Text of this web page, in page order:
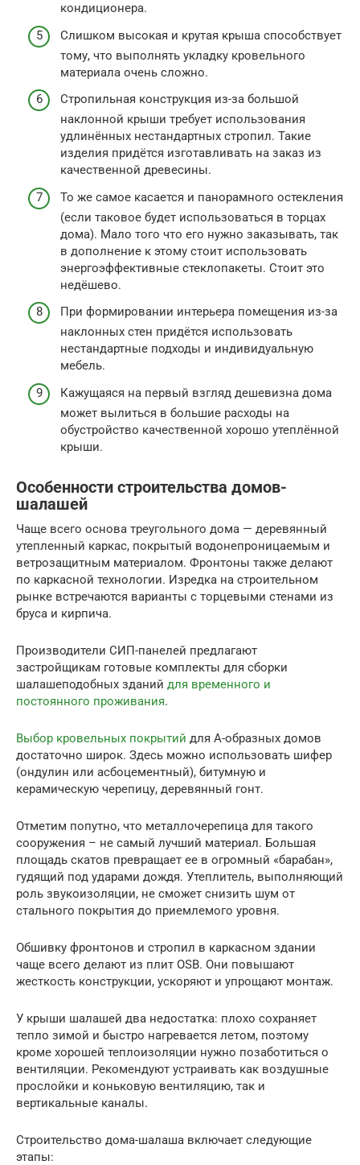
кондиционера.
Слишком высокая и крутая крыша способствует
тому, что выполнять укладку кровельного
материала очень сложно.
Стропильная конструкция из-за большой
наклонной крыши требует использования
удлинённых нестандартных стропил. Такие
изделия придётся изготавливать на заказ из
качественной древесины.
То же самое касается и панорамного остекления
(если таковое будет использоваться в торцах
дома). Мало того что его нужно заказывать, так
в дополнение к этому стоит использовать
энергоэффективные стеклопакеты. Стоит это
недёшево.
При формировании интерьера помещения из-за
наклонных стен придётся использовать
нестандартные подходы и индивидуальную
мебель.
Кажущаяся на первый взгляд дешевизна дома
может вылиться в большие расходы на
обустройство качественной хорошо утеплённой
крыши.
Особенности строительства домов-
шалашей
Чаще всего основа треугольного дома — деревянный
утепленный каркас, покрытый водонепроницаемым и
ветрозащитным материалом. Фронтоны также делают
по каркасной технологии. Изредка на строительном
рынке встречаются варианты с торцевыми стенами из
бруса и кирпича.
Производители СИП-панелей предлагают
застройщикам готовые комплекты для сборки
шалашеподобных зданий для временного и
постоянного проживания.
Выбор кровельных покрытий для А-образных домов
достаточно широк. Здесь можно использовать шифер
(ондулин или асбоцементный), битумную и
керамическую черепицу, деревянный гонт.
Отметим попутно, что металлочерепица для такого
сооружения – не самый лучший материал. Большая
площадь скатов превращает ее в огромный «барабан»,
гудящий под ударами дождя. Утеплитель, выполняющий
роль звукоизоляции, не сможет снизить шум от
стального покрытия до приемлемого уровня.
Обшивку фронтонов и стропил в каркасном здании
чаще всего делают из плит OSB. Они повышают
жесткость конструкции, ускоряют и упрощают монтаж.
У крыши шалашей два недостатка: плохо сохраняет
тепло зимой и быстро нагревается летом, поэтому
кроме хорошей теплоизоляции нужно позаботиться о
вентиляции. Рекомендуют устраивать как воздушные
прослойки и коньковую вентиляцию, так и
вертикальные каналы.
Строительство дома-шалаша включает следующие
этапы: